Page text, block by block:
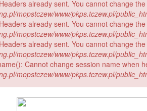
already sent. You cannot change
mopstczew/www/pkps.tczew.pl/
already sent. You cannot change
mopstczew/www/pkps.tczew.pl/
already sent. You cannot change
mopstczew/www/pkps.tczew.pl/
Cannot change session name when
mopstczew/www/pkps.tczew.pl/